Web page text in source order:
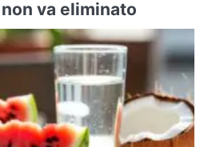
va eliminato